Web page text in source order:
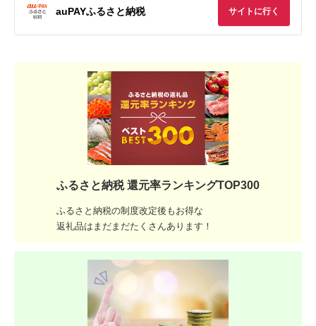
auPAYふるさと納税 サイトに行く
ふるさと納税 還元率ランキングTOP300
ふるさと納税の制度改定後もお得な
返礼品はまだまだたくさんあります！